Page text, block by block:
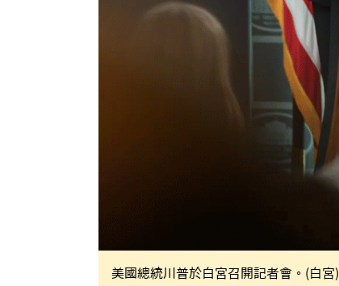
美國總統川普於白宮召開記者會。(白宮)